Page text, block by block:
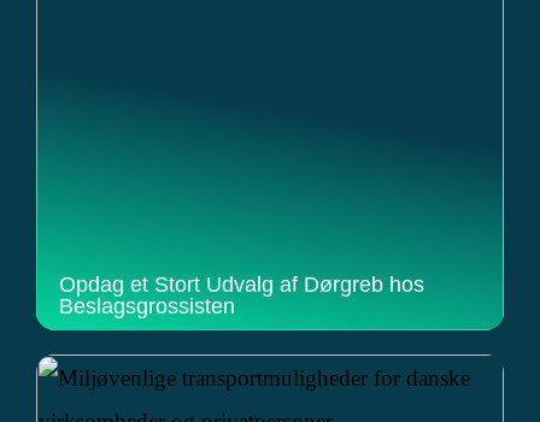
Opdag et Stort Udvalg af Dørgreb hos
Beslagsgrossisten